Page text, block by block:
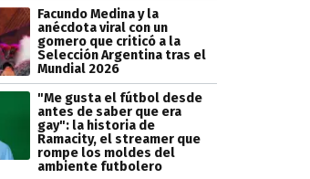
Facundo Medina y la
anécdota viral con un
gomero que criticó a la
Selección Argentina tras el
Mundial 2026
"Me gusta el fútbol desde
antes de saber que era
gay": la historia de
Ramacity, el streamer que
rompe los moldes del
ambiente futbolero